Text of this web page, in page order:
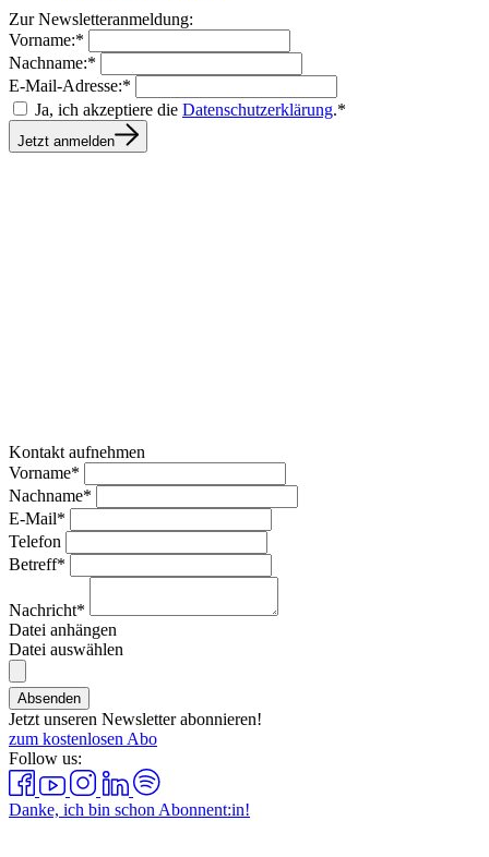
Zur Newsletteranmeldung:
Vorname:*
Nachname:*
E-Mail-Adresse:*
Ja, ich akzeptiere die Datenschutzerklärung.*
Jetzt anmelden
Kontakt aufnehmen
Vorname*
Nachname*
E-Mail*
Telefon
Betreff*
Nachricht*
Datei anhängen
Datei auswählen
Absenden
Jetzt unseren Newsletter abonnieren!
zum kostenlosen Abo
Follow us:
Danke, ich bin schon Abonnent:in!